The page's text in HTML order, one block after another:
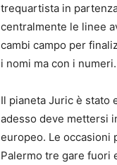
trequartista in
centralmente le linee
cambi campo per
i nomi ma con i numeri.
Il pianeta Juric è stato
adesso deve mettersi
europeo. Le occasioni
Palermo tre gare fuori